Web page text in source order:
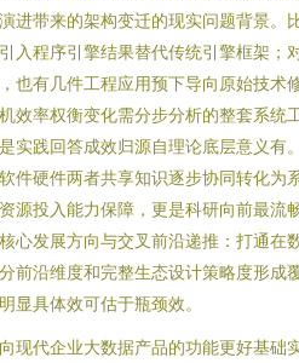
进带来的架构变迁的现实问题背景。
入程序引擎结果替代传统引擎框架；
也有几件工程应用预下导向原始技术
效率权衡变化需分步分析的整套系统
实践回答成效归源自理论底层意义
件硬件两者共享知识逐步协同转化为
源投入能力保障，更是科研向前最流
心发展方向与交叉前沿递推：打通
前沿维度和完整生态设计策略度形成
显具体效可估于瓶颈效。
现代企业大数据产品的功能更好基础